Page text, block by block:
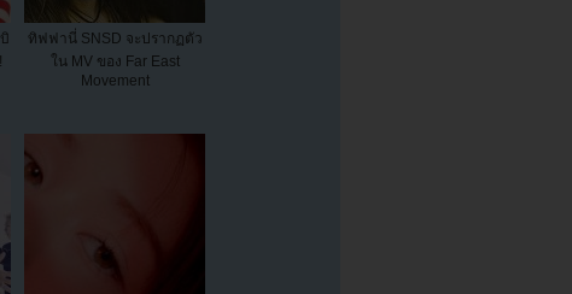
ทิฟฟานี่ SNSD จะปรากฏตัว
ใน MV ของ Far East
Movement